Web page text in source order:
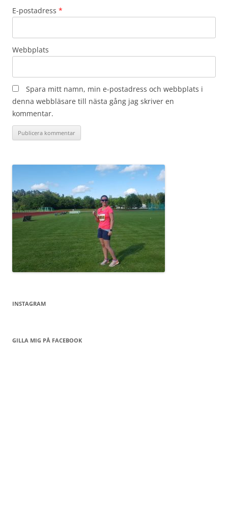
E-postadress *
Webbplats
Spara mitt namn, min e-postadress och webbplats i
denna webbläsare till nästa gång jag skriver en
kommentar.
INSTAGRAM
GILLA MIG PÅ FACEBOOK